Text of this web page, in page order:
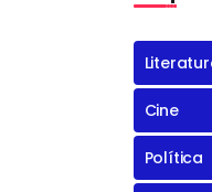
Cine
Política